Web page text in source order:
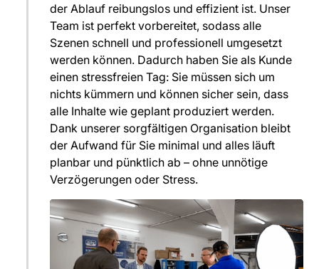
der Ablauf reibungslos und effizient ist. Unser
Team ist perfekt vorbereitet, sodass alle
Szenen schnell und professionell umgesetzt
werden können. Dadurch haben Sie als Kunde
einen stressfreien Tag: Sie müssen sich um
nichts kümmern und können sicher sein, dass
alle Inhalte wie geplant produziert werden.
Dank unserer sorgfältigen Organisation bleibt
der Aufwand für Sie minimal und alles läuft
planbar und pünktlich ab – ohne unnötige
Verzögerungen oder Stress.